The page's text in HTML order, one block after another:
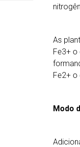
As
Fe3+
Fe2+ o
Modo